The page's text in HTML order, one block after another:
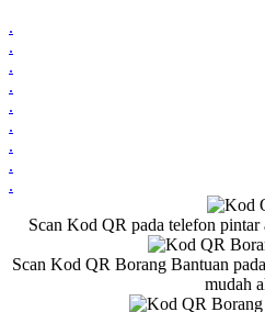
.
.
.
.
.
.
.
.
.
Scan Kod QR pada telefon
Scan Kod QR Borang Bantuan
mudah